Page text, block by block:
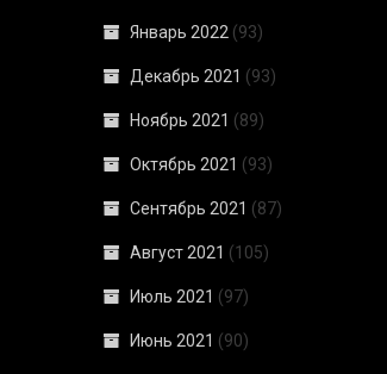
Январь 2022 (93)
Декабрь 2021 (93)
Ноябрь 2021 (89)
Октябрь 2021 (93)
Сентябрь 2021 (87)
Август 2021 (105)
Июль 2021 (97)
Июнь 2021 (90)